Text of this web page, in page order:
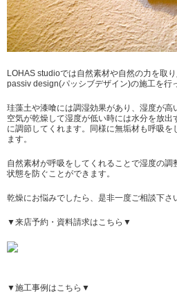
LOHAS studioでは自然素材や自然の力を取
passiv design(パッシブデザイン)の施工を行
珪藻土や漆喰には調湿効果があり、湿度が高
空気が乾燥して湿度が低い時には水分を放
に調節してくれます。同様に無垢材も呼吸
ます。
自然素材が呼吸をしてくれることで湿度の
状態を防ぐことができます。
乾燥にお悩みでしたら、是非一度ご相談下さ
▼来店予約・資料請求はこちら▼
▼施工事例はこちら▼